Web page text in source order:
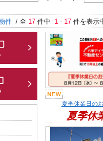
件 / 全 17 件中 1 - 17 件を表示
夏季休業日の
夏季休